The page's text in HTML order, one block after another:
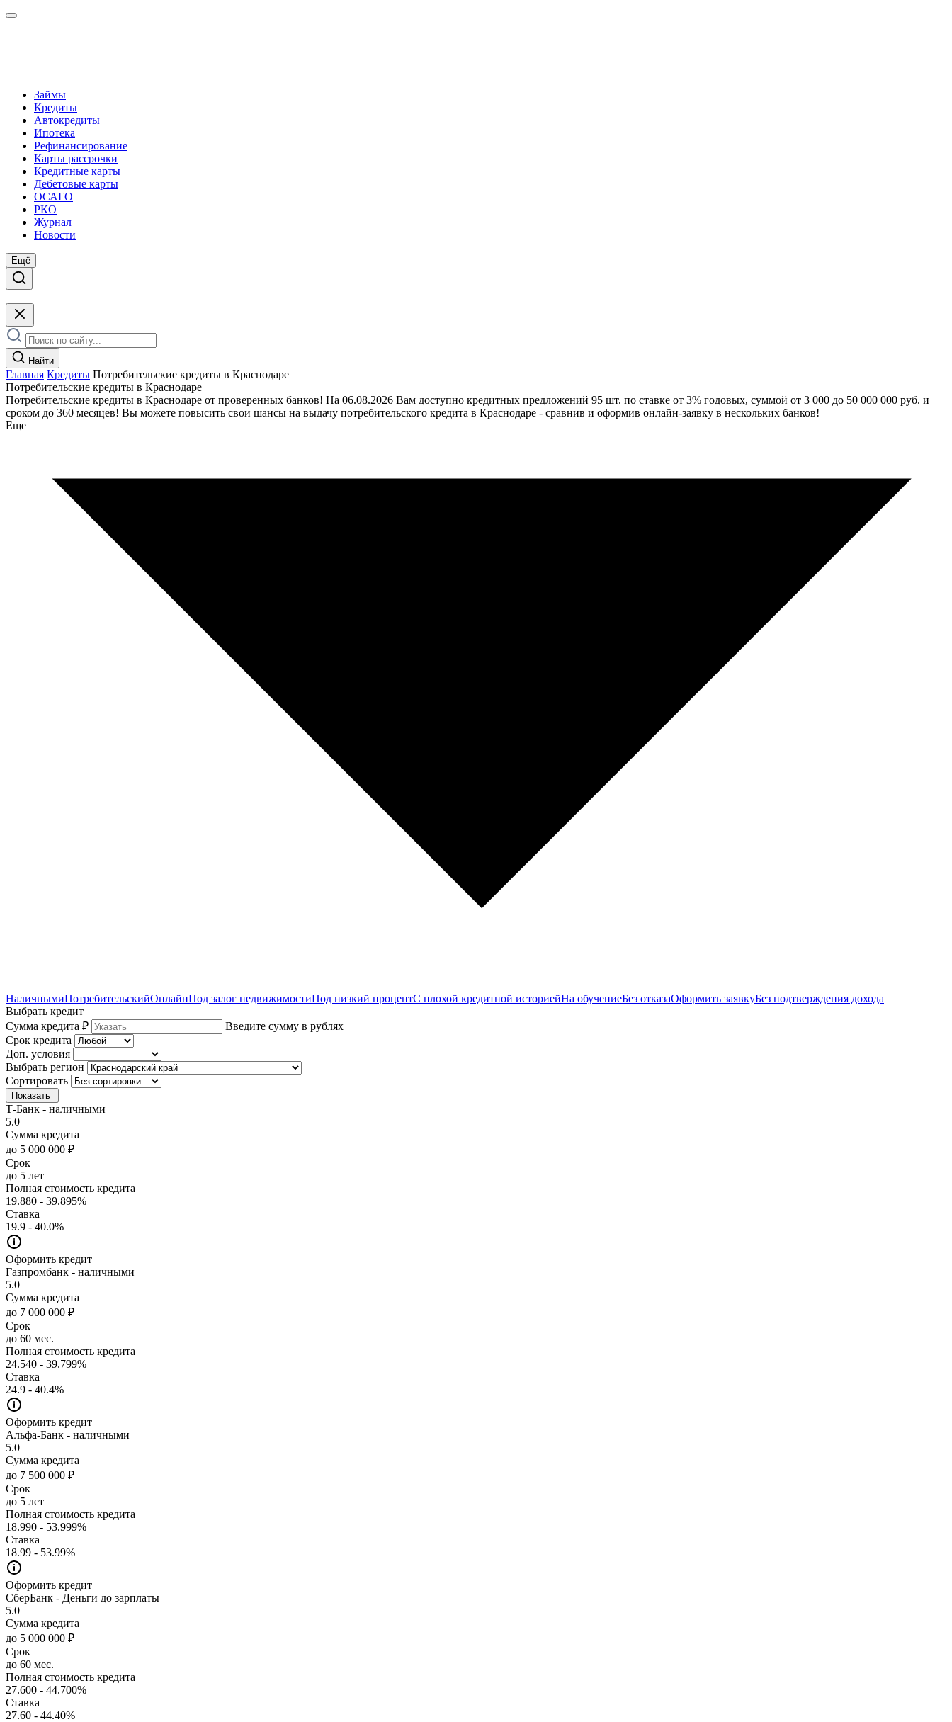
Займы
Кредиты
Автокредиты
Ипотека
Рефинансирование
Карты рассрочки
Кредитные карты
Дебетовые карты
ОСАГО
РКО
Журнал
Новости
Ещё
Найти
Главная Кредиты Потребительские кредиты в Краснодаре
Потребительские кредиты в Краснодаре
Потребительские кредиты в Краснодаре от проверенных банков! На 06.08.2026 Вам доступно кредитных предложений 95 шт. по ставке от 3% годовых, суммой от 3 000 до 50 000 000 руб. и
сроком до 360 месяцев! Вы можете повысить свои шансы на выдачу потребительского кредита в Краснодаре - сравнив и оформив онлайн-заявку в нескольких банков!
Еще
НаличнымиПотребительскийОнлайнПод залог недвижимостиПод низкий процентС плохой кредитной историейНа обучениеБез отказаОформить заявкуБез подтверждения дохода
Выбрать кредит
Сумма кредита ₽
Введите сумму в рублях
Срок кредита
Доп. условия
Выбрать регион
Сортировать
Показать
Т-Банк - наличными
5.0
Сумма кредита
до 5 000 000 ₽
Срок
до 5 лет
Полная стоимость кредита
19.880 - 39.895%
Ставка
19.9 - 40.0%
Оформить кредит
Газпромбанк - наличными
5.0
Сумма кредита
до 7 000 000 ₽
Срок
до 60 мес.
Полная стоимость кредита
24.540 - 39.799%
Ставка
24.9 - 40.4%
Оформить кредит
Альфа-Банк - наличными
5.0
Сумма кредита
до 7 500 000 ₽
Срок
до 5 лет
Полная стоимость кредита
18.990 - 53.999%
Ставка
18.99 - 53.99%
Оформить кредит
СберБанк - Деньги до зарплаты
5.0
Сумма кредита
до 5 000 000 ₽
Срок
до 60 мес.
Полная стоимость кредита
27.600 - 44.700%
Ставка
27.60 - 44.40%